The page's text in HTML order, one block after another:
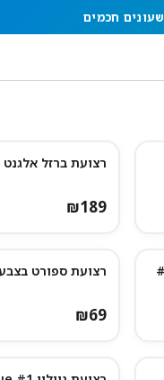
רצועת ברזל
₪189
רצועת ספורט בצבע
₪69